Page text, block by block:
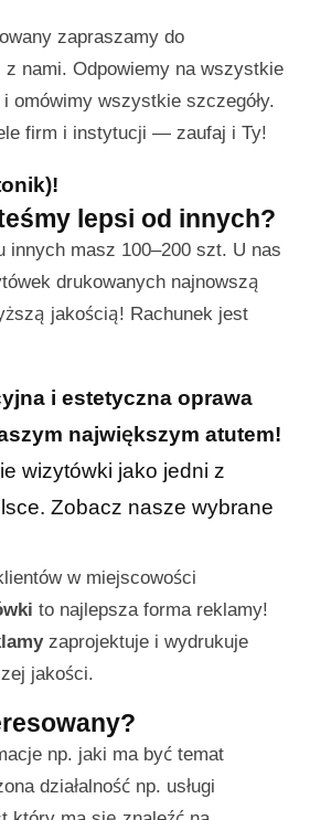
zapraszamy do
nami. Odpowiemy na wszystkie
omówimy wszystkie szczegóły.
firm i instytucji — zaufaj i Ty!
lepsi od innych?
innych masz 100–200 szt. U nas
drukowanych najnowszą
jakością! Rachunek jest
i estetyczna oprawa
największym atutem!
wizytówki jako jedni z
Zobacz nasze wybrane
w miejscowości
to najlepsza forma reklamy!
zaprojektuje i wydrukuje
jakości.
np. jaki ma być temat
działalność np. usługi